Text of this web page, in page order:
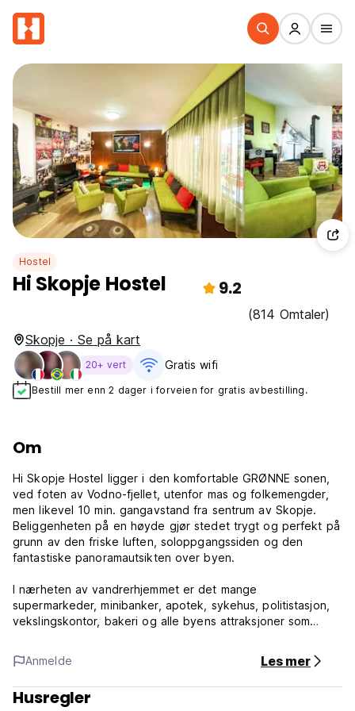
Hostel
Hi Skopje Hostel 9.2
(814 Omtaler)
Skopje · Se på kart
20+ vert Gratis wifi‎
Bestill mer enn 2 dager i forveien for gratis avbestilling.
Om
Hi Skopje Hostel ligger i den komfortable GRØNNE sonen,
ved foten av Vodno-fjellet, utenfor mas og folkemengder,
men likevel 10 min. gangavstand fra sentrum av Skopje.
Beliggenheten på en høyde gjør stedet trygt og perfekt på
grunn av den friske luften, soloppgangssiden og den
fantastiske panoramautsikten over byen.
I nærheten av vandrerhjemmet er det mange
supermarkeder, minibanker, apotek, sykehus, politistasjon,
vekslingskontor, bakeri og alle byens attraksjoner som
minutters gange fra vandrerhjemmet.
Den beste beliggenheten som noen gang har drømt om for
et herberge, helt fokusert på den internasjonale reisende.
Anmelde Les mer
Husregler